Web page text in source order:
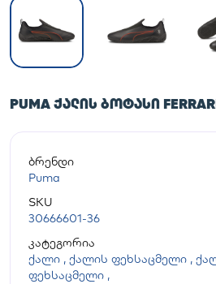
PUMA ᲥᲐᲚᲘᲡ ᲑᲝᲢᲐᲡᲘ
ბრენდი
Puma
SKU
30666601-36
კატეგორია
ქალი , ქალის ფეხსაცმელი ,
ფეხსაცმელი ,